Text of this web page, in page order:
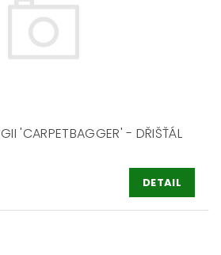
'CARPETBAGGER' - DŘIŠŤÁL
DETAIL